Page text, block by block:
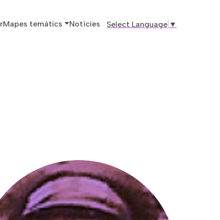
principal
Mapes temàtics Notícies Select Language ▼